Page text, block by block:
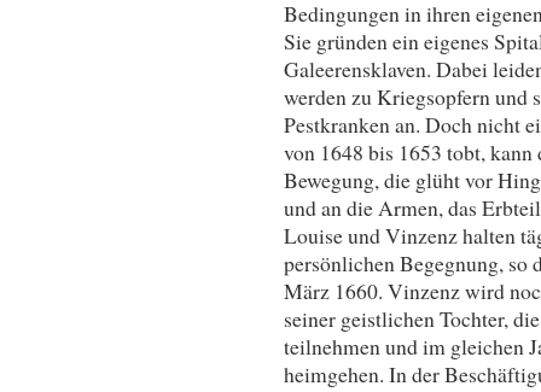
Bedingungen in ihren
Sie gründen ein eigenes
Galeerensklaven. Dabei
werden zu Kriegsopfern und
Pestkranken an. Doch nicht
von 1648 bis 1653 tobt,
Bewegung, die glüht vor
und an die Armen, das
Louise und Vinzenz halten
persönlichen Begegnung, so
März 1660. Vinzenz wird
seiner geistlichen Tochter,
teilnehmen und im gleichen
heimgehen. In der